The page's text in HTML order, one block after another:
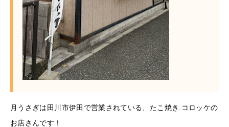
月うさぎは田川市伊田で営業されている、たこ焼き.コロッケの
お店さんです！